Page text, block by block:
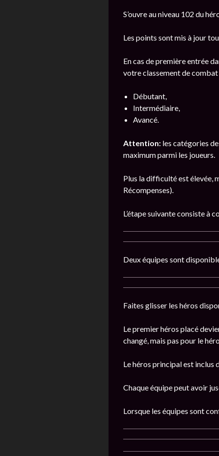
S’ouvre au niveau 102 du
Les points sont mis à jour
En cas de première entrée
votre classement de combat
Débutant,
Intermédiaire,
Avancé.
Attention: les catégories
maximum parmi les joueurs.
Plus la difficulté est élevée,
Récompenses).
L’étape suivante consiste à
Deux équipes sont
Faites glisser les héros
Le premier héros placé
changé, mais pas pour le
Le héros principal est inclus
Chaque équipe peut avoir
Lorsque les équipes sont